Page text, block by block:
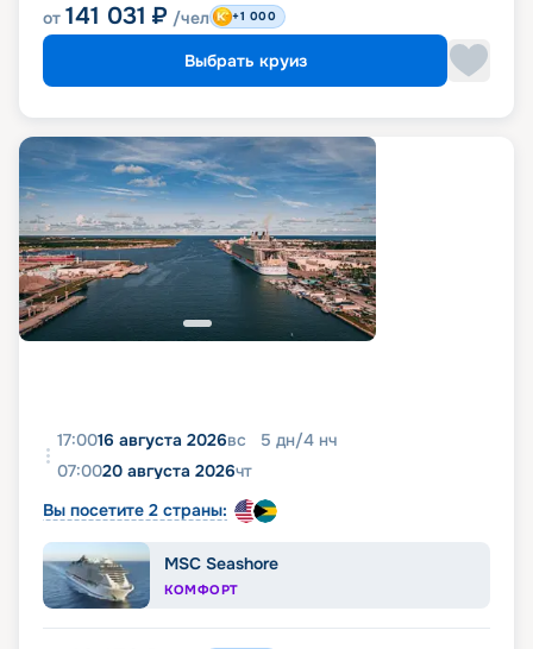
от 141 031 ₽ /чел +1 000
Выбрать круиз
17:0016 августа 2026вс 5 дн/4 нч
07:0020 августа 2026чт
Вы посетите 2 страны:
MSC Seashore
КОМФОРТ